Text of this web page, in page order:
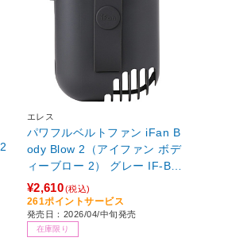
エレス
パワフルベルトファン iFan B
ody Blow 2（アイファン ボデ
ィーブロー 2） グレー IF-BB2
6-GY
¥2,610(税込)
261ポイントサービス
発売日：2026/04/中旬発売
在庫限り